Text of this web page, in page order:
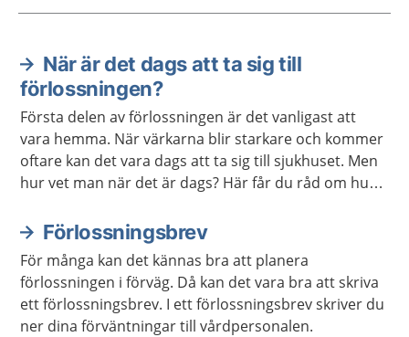
Aktuella artiklar
När är det dags att ta sig till
förlossningen?
Första delen av förlossningen är det vanligast att
vara hemma. När värkarna blir starkare och kommer
oftare kan det vara dags att ta sig till sjukhuset. Men
hur vet man när det är dags? Här får du råd om hur
Förlossningsbrev
För många kan det kännas bra att planera
förlossningen i förväg. Då kan det vara bra att skriva
ett förlossningsbrev. I ett förlossningsbrev skriver du
ner dina förväntningar till vårdpersonalen.